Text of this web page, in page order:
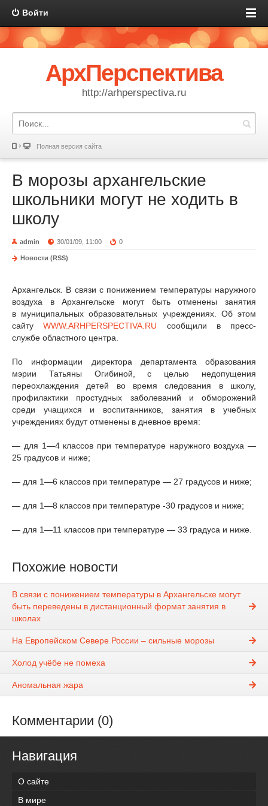
Войти
АрхПерспектива
http://arhperspectiva.ru
Полная версия сайта
В морозы архангельские
школьники могут не ходить в
школу
admin 30/01/09, 11:00 0
Новости (RSS)
Архангельск. В связи с понижением температуры наружного
воздуха в Архангельске могут быть отменены занятия
в муниципальных образовательных учреждениях. Об этом
сайтуWWW.ARHPERSPECTIVA.RU сообщили в пресс-
службе областного центра.
По информации директора департамента образования
мэрии Татьяны Огибиной, с целью недопущения
переохлаждения детей во время следования в школу,
профилактики простудных заболеваний и обморожений
среди учащихся и воспитанников, занятия в учебных
учреждениях будут отменены в дневное время:
— для 1—4 классов при температуре наружного воздуха —
25 градусов и ниже;
— для 1—6 классов при температуре — 27 градусов и ниже;
— для 1—8 классов при температуре -30 градусов и ниже;
— для 1—11 классов при температуре — 33 градуса и ниже.
Похожие новости
В связи с понижением температуры в Архангельске могут
быть переведены в дистанционный формат занятия в
школах
На Европейском Севере России – сильные морозы
Холод учёбе не помеха
Аномальная жара
Комментарии (0)
Навигация
О сайте
В мире